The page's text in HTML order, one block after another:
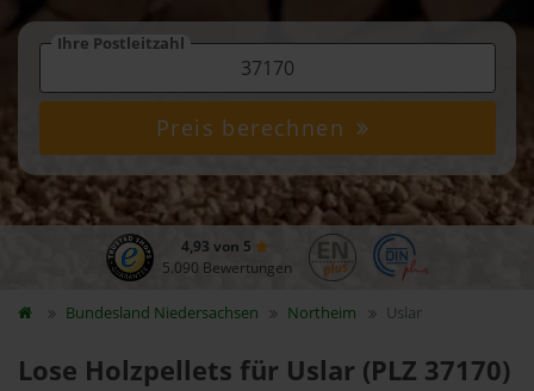
Ihre Postleitzahl
Preis berechnen
4,93 von 5
5.090 Bewertungen
Bundesland Niedersachsen Northeim Uslar
Lose Holzpellets für Uslar (PLZ 37170)